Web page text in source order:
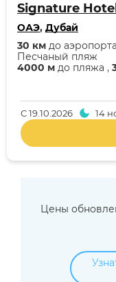
Signature
ОАЭ, Дубай
4000 м до пляжа ,
Песчаный пляж
30 км до аэропорта
С19.10.2026 14
Цены